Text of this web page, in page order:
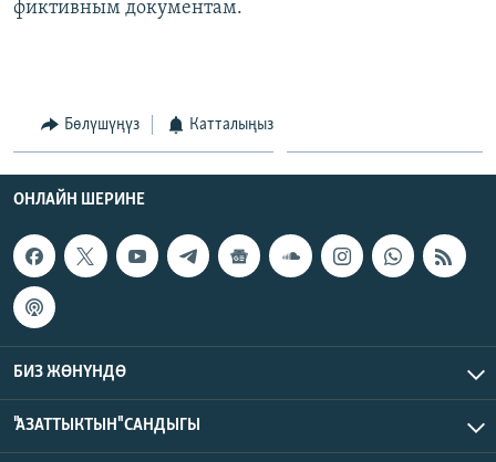
фиктивным документам.
Бөлүшүңүз Катталыңыз
ОНЛАЙН ШЕРИНЕ
БИЗ ЖӨНҮНДӨ
"АЗАТТЫКТЫН" САНДЫГЫ